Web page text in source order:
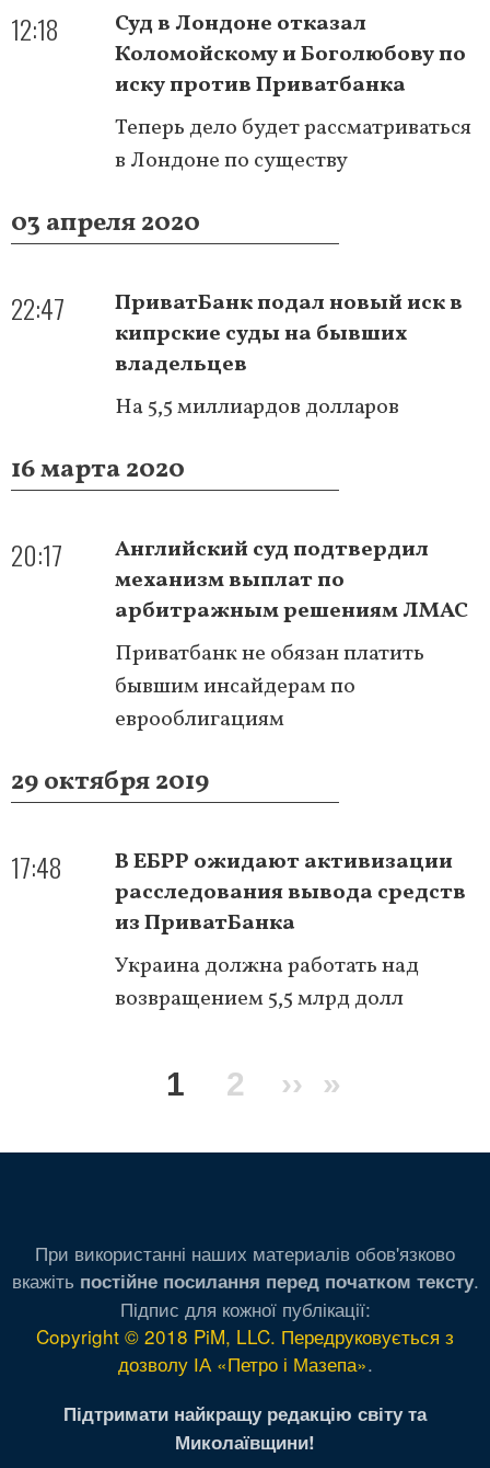
12:18
Суд в Лондоне отказал
Коломойскому и Боголюбову по
иску против Приватбанка
Теперь дело будет рассматриваться
в Лондоне по существу
03 апреля 2020
22:47
ПриватБанк подал новый иск в
кипрские суды на бывших
владельцев
На 5,5 миллиардов долларов
16 марта 2020
20:17
Английский суд подтвердил
механизм выплат по
арбитражным решениям ЛМАС
Приватбанк не обязан платить
бывшим инсайдерам по
еврооблигациям
29 октября 2019
17:48
В ЕБРР ожидают активизации
расследования вывода средств
из ПриватБанка
Украина должна работать над
возвращением 5,5 млрд долл
Текущая
1 Page
2
Следующая
›› »
При використанні наших материалів обов'язково
вкажіть постійне посилання перед початком тексту.
Підпис для кожної публікації:
Copyright © 2018 PiM, LLC. Передруковується з
дозволу ІА «Петро і Мазепа».
Підтримати найкращу редакцію світу та
Миколаївщини!